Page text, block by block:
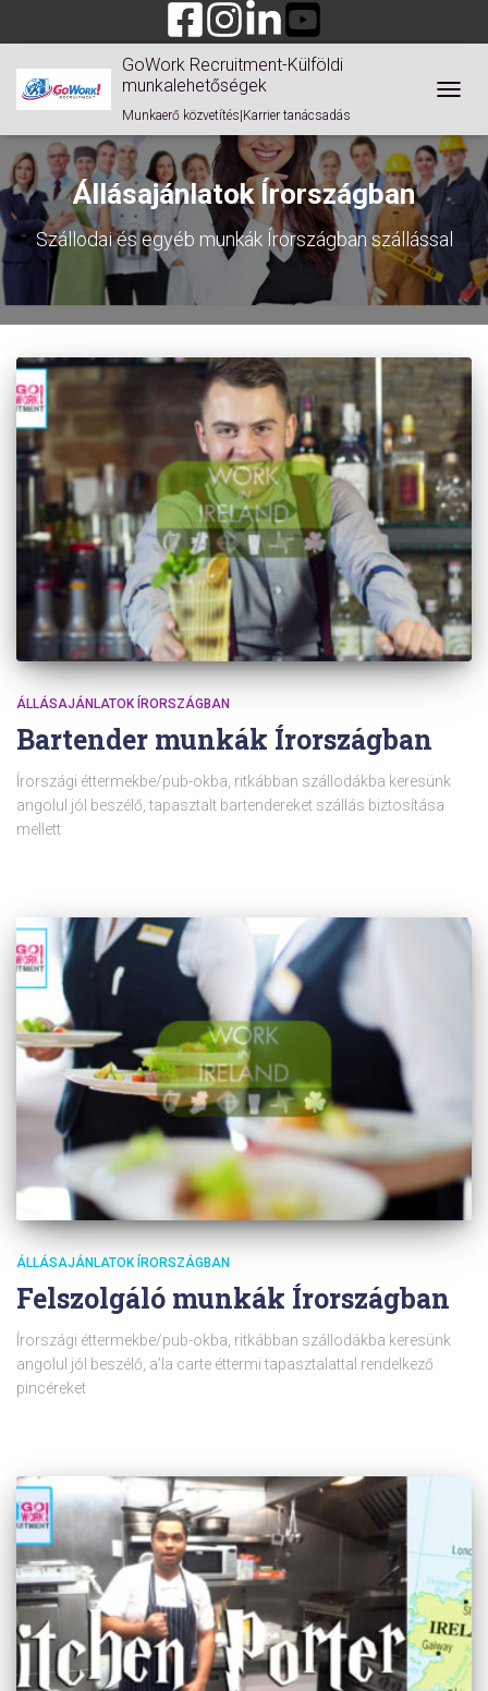
GoWork Recruitment-Külföldi
munkalehetőségek
Munkaerő közvetítés|Karrier tanácsadás
Állásajánlatok Írországban
Szállodai és egyéb munkák Írországban szállással
ÁLLÁSAJÁNLATOK ÍRORSZÁGBAN
Bartender munkák Írországban
Írországi éttermekbe/pub-okba, ritkábban szállodákba keresünk
angolul jól beszélő, tapasztalt bartendereket szállás biztosítása
mellett
ÁLLÁSAJÁNLATOK ÍRORSZÁGBAN
Felszolgáló munkák Írországban
Írországi éttermekbe/pub-okba, ritkábban szállodákba keresünk
angolul jól beszélő, a’la carte éttermi tapasztalattal rendelkező
pincéreket